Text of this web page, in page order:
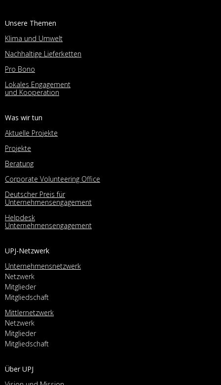
Unsere Themen
Klima und Umwelt
Nachhaltige Lieferketten
Pro Bono
Lokales Engagement
und Kooperation
Was wir tun
Aktuelle Projekte
Projekte
Beratung
Corporate Volunteering Office
Deutscher Preis für
Unternehmensengagement
Helpdesk
Unternehmensengagement
UPJ-Netzwerk
Unternehmensnetzwerk
Netzwerk
Mitglieder
Mitgliedschaft
Mittlernetzwerk
Netzwerk
Mitglieder
Mitgliedschaft
Über UPJ